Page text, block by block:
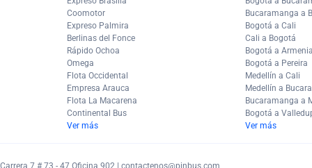
Coomotor
Expreso Palmira
Berlinas del Fonce
Rápido Ochoa
Omega
Flota Occidental
Empresa Arauca
Flota La Macarena
Continental Bus
Ver más
Bucaramanga a
Bogotá a Cali
Cali a Bogotá
Bogotá a
Bogotá a Pereira
Medellín a Cali
Medellín a
Bucaramanga a
Bogotá a
Ver más
7 # 73 - 47 Oficina 902 | contactenos@pinbus.com